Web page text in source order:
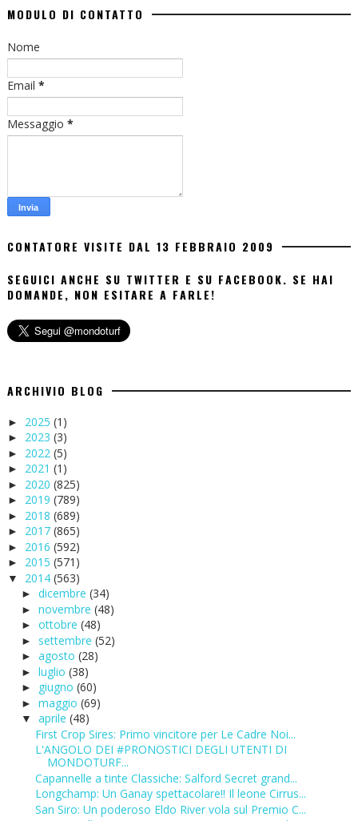
MODULO DI CONTATTO
Nome
Email *
Messaggio *
CONTATORE VISITE DAL 13 FEBBRAIO 2009
SEGUICI ANCHE SU TWITTER E SU FACEBOOK. SE HAI
DOMANDE, NON ESITARE A FARLE!
ARCHIVIO BLOG
► 2025 (1)
► 2023 (3)
► 2022 (5)
► 2021 (1)
► 2020 (825)
► 2019 (789)
► 2018 (689)
► 2017 (865)
► 2016 (592)
► 2015 (571)
▼ 2014 (563)
► dicembre (34)
► novembre (48)
► ottobre (48)
► settembre (52)
► agosto (28)
► luglio (38)
► giugno (60)
► maggio (69)
▼ aprile (48)
First Crop Sires: Primo vincitore per Le Cadre Noi...
L'ANGOLO DEI #PRONOSTICI DEGLI UTENTI DI
MONDOTURF...
Capannelle a tinte Classiche: Salford Secret grand...
Longchamp: Un Ganay spettacolare!! Il leone Cirrus...
San Siro: Un poderoso Eldo River vola sul Premio C...